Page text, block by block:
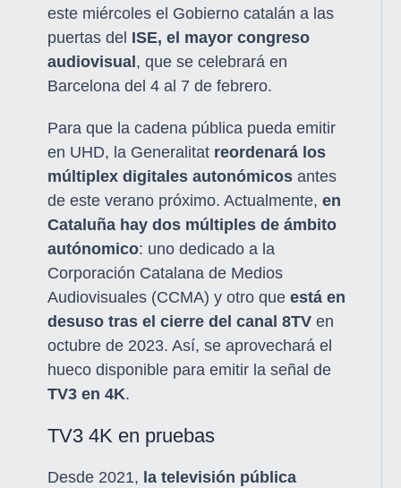
este miércoles el Gobierno catalán a las
puertas del ISE, el mayor congreso
audiovisual , que se celebrará en
Barcelona del 4 al 7 de febrero.
Para que la cadena pública pueda emitir
en UHD, la Generalitat reordenará los
múltiplex digitales autonómicos antes
de este verano próximo. Actualmente, en
Cataluña hay dos múltiples de ámbito
autónomico: uno dedicado a la
Corporación Catalana de Medios
Audiovisuales (CCMA) y otro queestá en
desuso tras el cierre del canal 8TV en
octubre de 2023. Así, se aprovechará el
hueco disponible para emitir la señal de
TV3 en 4K.
TV3 4K en pruebas
Desde 2021, la televisión pública